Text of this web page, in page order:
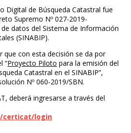
Digital de Búsqueda Catastral fue
Supremo Nº 027-2019-
de datos del Sistema de Información
(SINABIP).
que con esta decisión se da por
“Proyecto Piloto para la emisión del
Catastral en el SINABIP”,
Nº 060-2019/SBN.
deberá ingresarse a través del
certicat/login